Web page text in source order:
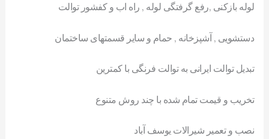
لوله بازکنی ,رفع گرفتگی لوله , راه اب و کفشور توالت
دستشویی , آشپزخانه , حمام و سایر قسمتهای ساختمان
تبدیل توالت ایرانی به توالت فرنگی با کمترین
تخریب و قیمت تمام شده با چند روش متنوع
نصب و تعمیر شیرالات یوسف آباد